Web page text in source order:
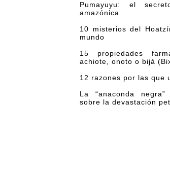
Pumayuyu: el
amazónica
10 misterios del
mundo
15 propiedades
achiote, onoto o bijá
12 razones por las que
La “anaconda
sobre la devastación